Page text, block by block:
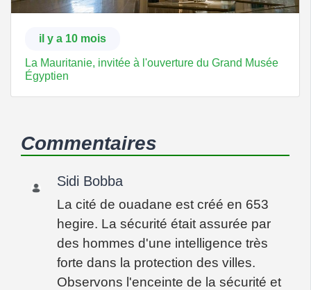
il y a 10 mois
La Mauritanie, invitée à l'ouverture du Grand Musée
Égyptien
Commentaires
Sidi Bobba
La cité de ouadane est créé en 653
hegire. La sécurité était assurée par
des hommes d'une intelligence très
forte dans la protection des villes.
Observons l'enceinte de la sécurité et